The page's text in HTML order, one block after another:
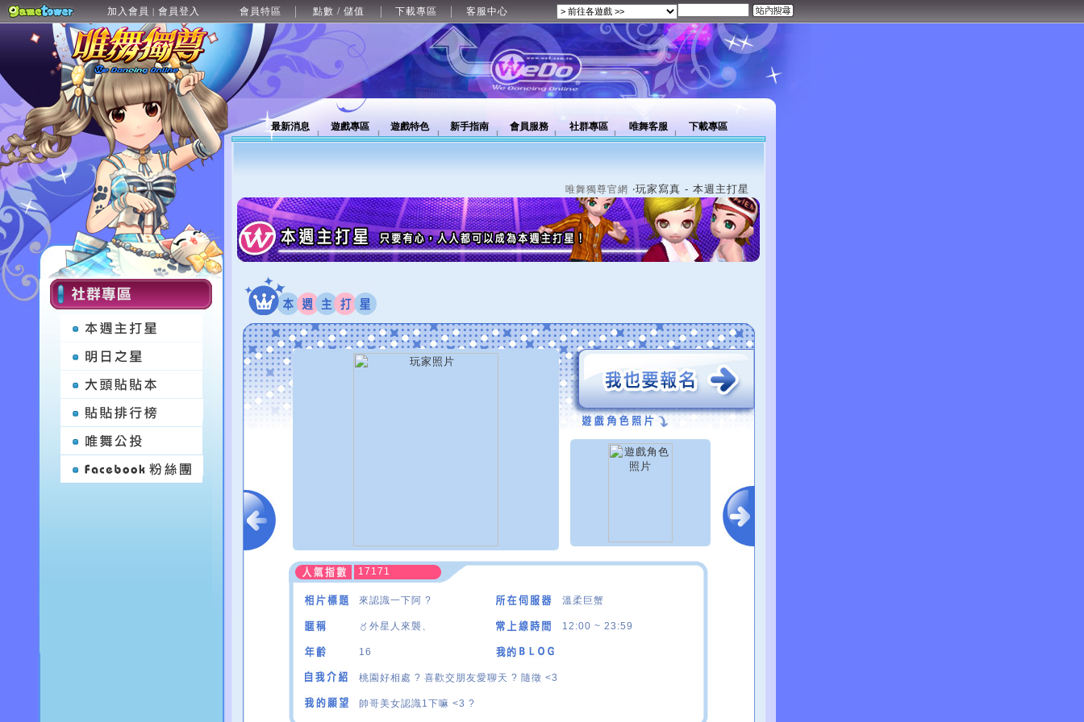
加入會員 | 會員登入 會員特區 點數 / 儲值 下載專區 客服中心
最新消息 遊戲專區 遊戲特色 新手指南 會員服務 社群專區 唯舞客服 下載專區
唯舞獨尊官網 ‧玩家寫真 - 本週主打星
17171
來認識一下阿 ? 溫柔巨蟹
〥外星人來襲、 12:00 ~ 23:59
16
桃園好相處 ? 喜歡交朋友愛聊天 ? 隨徵 <3
帥哥美女認識1下嘛 <3 ?